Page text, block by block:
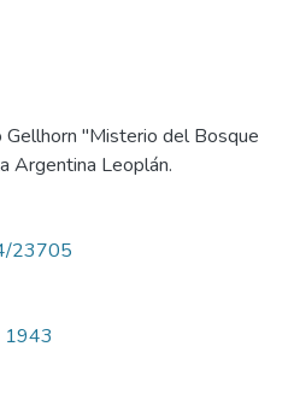
"Misterio del Bosque
Argentina Leoplán.
23705
1943